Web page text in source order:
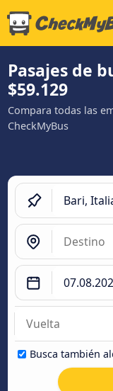
Pasajes de
$59.129
Compara todas las
CheckMyBus
Busca también